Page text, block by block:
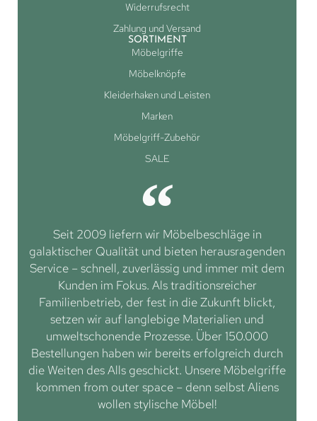
Widerrufsrecht
Zahlung und Versand
SORTIMENT
Möbelgriffe
Möbelknöpfe
Kleiderhaken und Leisten
Marken
Möbelgriff-Zubehör
SALE
Seit 2009 liefern wir Möbelbeschläge in
galaktischer Qualität und bieten herausragenden
Service – schnell, zuverlässig und immer mit dem
Kunden im Fokus. Als traditionsreicher
Familienbetrieb, der fest in die Zukunft blickt,
setzen wir auf langlebige Materialien und
umweltschonende Prozesse. Über 150.000
Bestellungen haben wir bereits erfolgreich durch
die Weiten des Alls geschickt. Unsere Möbelgriffe
kommen from outer space – denn selbst Aliens
wollen stylische Möbel!